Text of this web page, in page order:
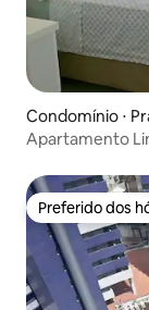
Condomínio ⋅
Apartamento
Preferido dos
Preferido dos